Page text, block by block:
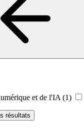
et de l'IA (1)
résultats